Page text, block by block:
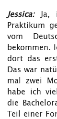
Jessica:Ja,
Praktikum
vom
bekommen.
dort das
Das war
mal zwei
habe ich
die
Teil einer